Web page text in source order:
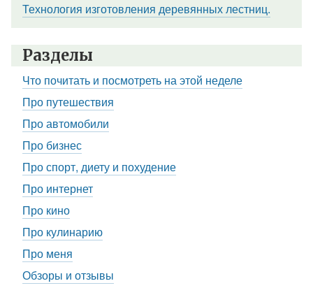
Технология изготовления деревянных лестниц.
Разделы
Что почитать и посмотреть на этой неделе
Про путешествия
Про автомобили
Про бизнес
Про спорт, диету и похудение
Про интернет
Про кино
Про кулинарию
Про меня
Обзоры и отзывы